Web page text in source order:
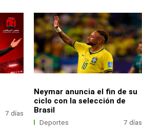
7 días
Neymar anuncia el fin de su
ciclo con la selección de
Brasil
Deportes 7 días